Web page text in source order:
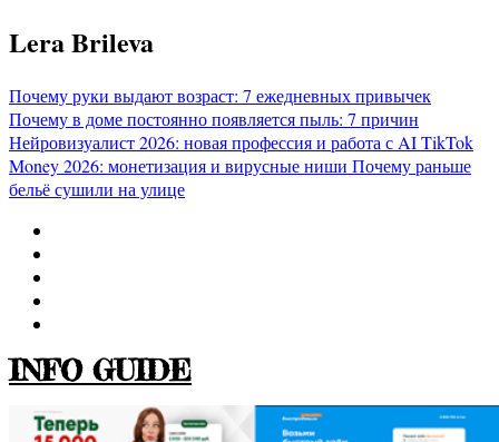
Перейти
к
Lera Brileva
Почему руки выдают возраст: 7 ежедневных привычек
Почему в доме постоянно появляется пыль: 7 причин
Нейровизуалист 2026: новая профессия и работа с AITikTok
Money 2026: монетизация и вирусные ниши Почему раньше
бельё сушили на улице
INFO GUIDE